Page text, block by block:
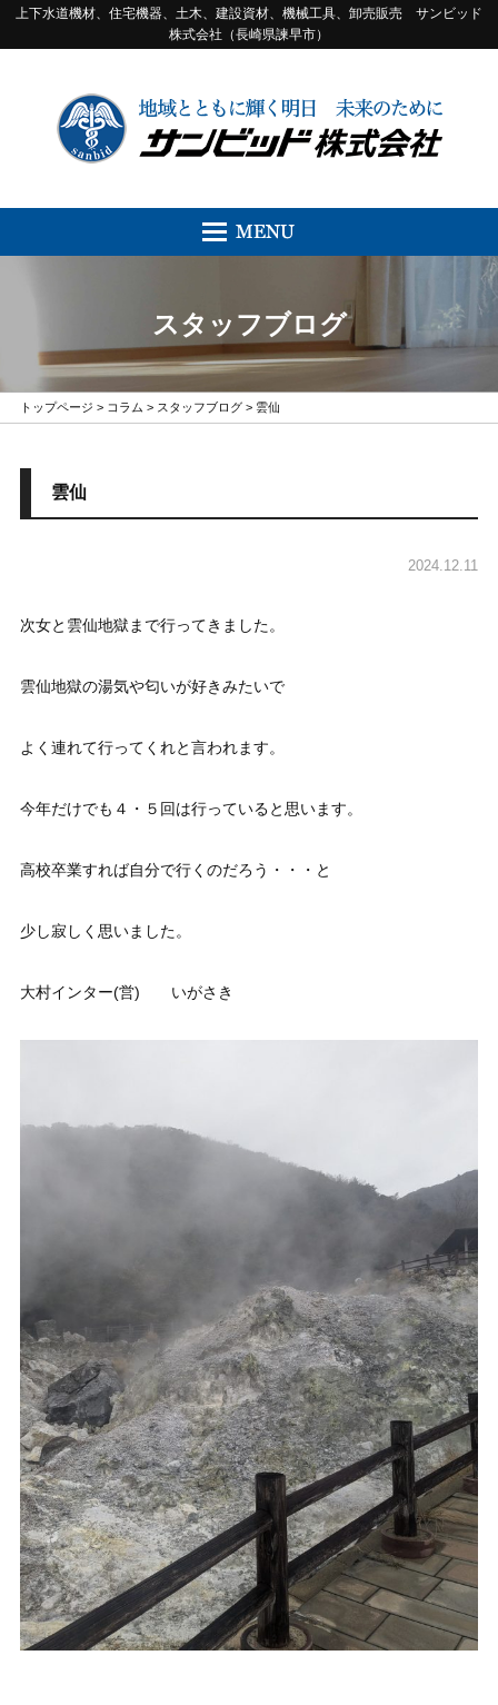
上下水道機材、住宅機器、土木、建設資材、機械工具、卸売販売 サンビッド
株式会社（長崎県諫早市）
スタッフブログ
トップページ > コラム > スタッフブログ> 雲仙
雲仙
2024.12.11
次女と雲仙地獄まで行ってきました。
雲仙地獄の湯気や匂いが好きみたいで
よく連れて行ってくれと言われます。
今年だけでも４・５回は行っていると思います。
高校卒業すれば自分で行くのだろう・・・と
少し寂しく思いました。
大村インター(営) いがさき